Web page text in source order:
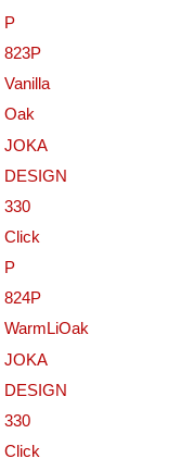
P
823P
Vanilla
Oak
JOKA
DESIGN
330
Click
P
824P
WarmLiOak
JOKA
DESIGN
330
Click